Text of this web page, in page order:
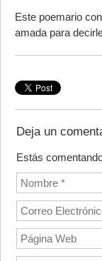
Este poemario
amada para
Deja un
Estás